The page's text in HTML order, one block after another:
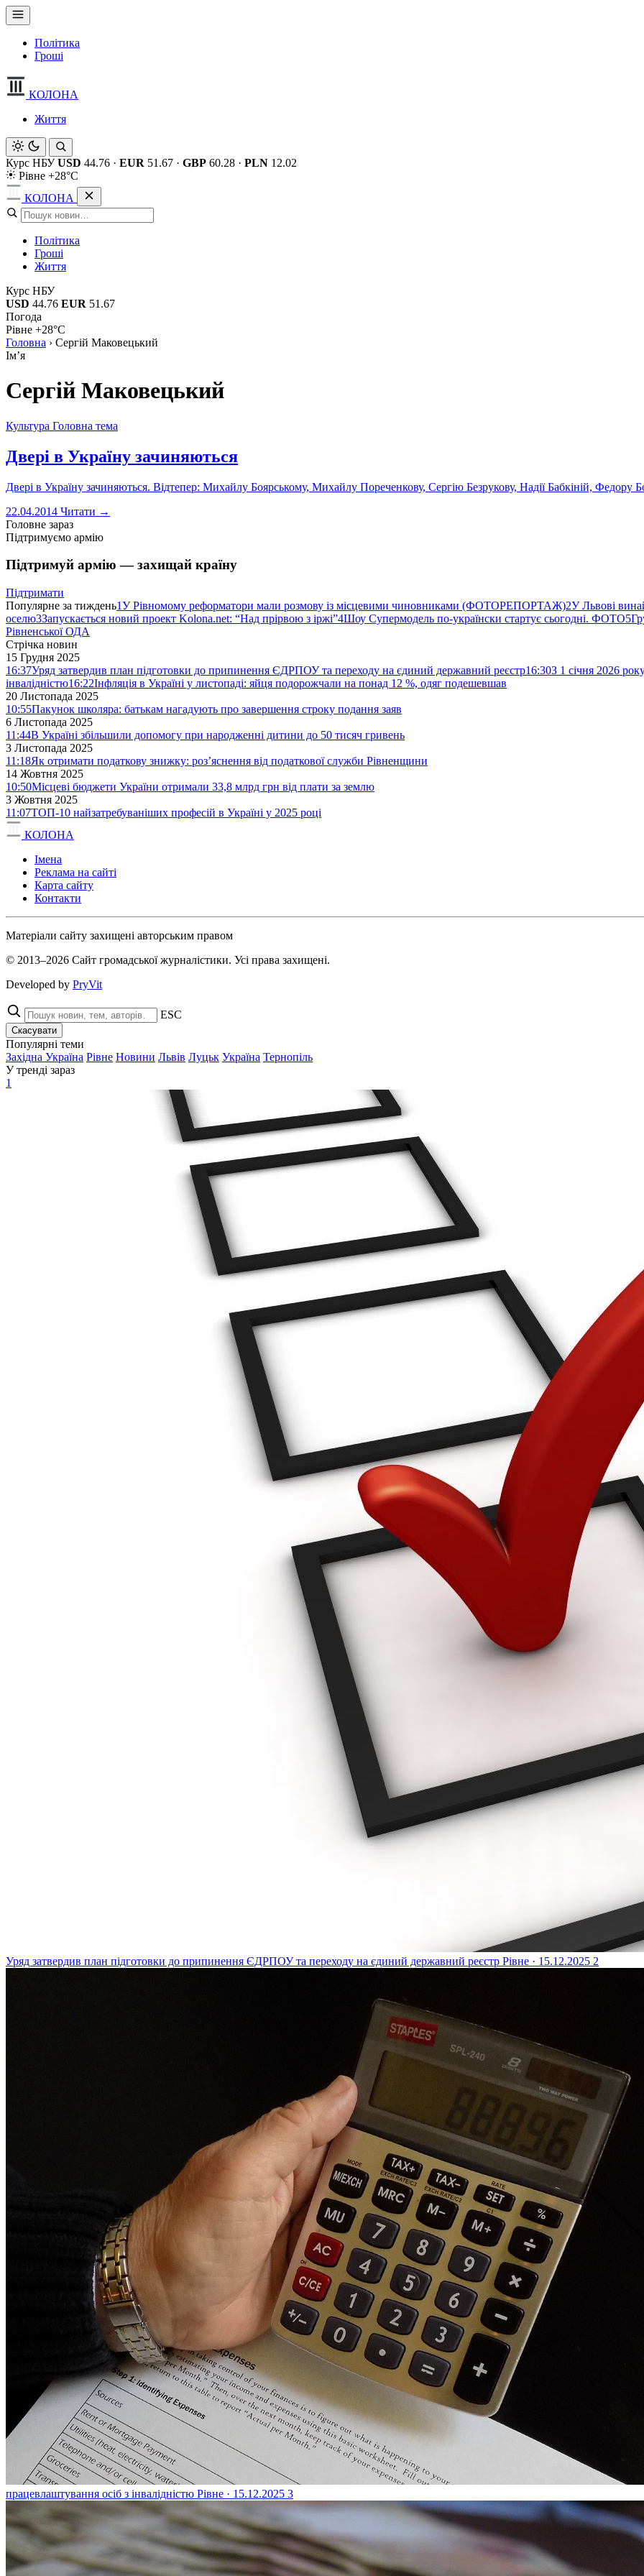
Політика
Гроші
КОЛОНА
Життя
Курс НБУ USD 44.76 · EUR 51.67 · GBP 60.28 · PLN 12.02
Рівне +28°C
КОЛОНА
Політика
Гроші
Життя
Курс НБУ
USD 44.76 EUR 51.67
Погода
Рівне +28°C
Головна › Сергій Маковецький
Імʼя
Сергій Маковецький
Культура Головна тема
Двері в Україну зачиняються
Двері в Україну зачиняються. Відтепер: Михайлу Боярському, Михайлу Пореченкову, Сергію Безрукову, Надії Бабкіній, Федору
22.04.2014 Читати →
Головне зараз
Підтримуємо армію
Підтримуй армію — захищай країну
Підтримати
Популярне за тиждень1У Рівномому реформатори мали розмову із місцевими чиновниками (ФОТОРЕПОРТАЖ)2У Львові
оселю3Запускається новий проект Kolona.net: “Над прірвою з іржі”4Шоу Супермодель по-українски стартує сьогодні. ФОТО5
Рівненської ОДА
Стрічка новин
15 Грудня 2025
16:37Уряд затвердив план підготовки до припинення ЄДРПОУ та переходу на єдиний державний реєстр16:30З 1 січня 2026
інвалідністю16:22Інфляція в Україні у листопаді: яйця подорожчали на понад 12 %, одяг подешевшав
20 Листопада 2025
10:55Пакунок школяра: батькам нагадують про завершення строку подання заяв
6 Листопада 2025
11:44В Україні збільшили допомогу при народженні дитини до 50 тисяч гривень
3 Листопада 2025
11:18Як отримати податкову знижку: роз’яснення від податкової служби Рівненщини
14 Жовтня 2025
10:50Місцеві бюджети України отримали 33,8 млрд грн від плати за землю
3 Жовтня 2025
11:07ТОП-10 найзатребуваніших професій в Україні у 2025 році
КОЛОНА
Імена
Реклама на сайті
Карта сайту
Контакти
Матеріали сайту захищені авторським правом
© 2013–2026 Сайт громадської журналістики. Усі права захищені.
Developed by PryVit
ESC
Скасувати
Популярні теми
Західна Україна Рівне Новини Львів Луцьк Україна Тернопіль
У тренді зараз
1
Уряд затвердив план підготовки до припинення ЄДРПОУ та переходу на єдиний державний реєстр Рівне · 15.12.2025 2
працевлаштування осіб з інвалідністю Рівне · 15.12.2025 3